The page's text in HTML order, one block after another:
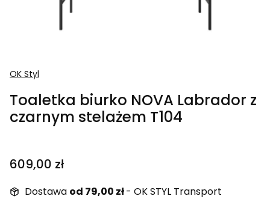
OK Styl
Toaletka biurko NOVA Labrador z
czarnym stelażem T104
Cena
609,00 zł
Dostawa od 79,00 zł- OK STYL Transport